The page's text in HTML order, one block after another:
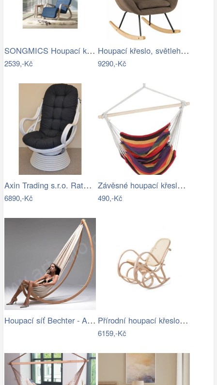
SONGMICS Houpací křeslo polstrované…
2539,-Kč
Houpací křeslo, světlehnědá látka /…
9290,-Kč
Axin Trading s.r.o. Ratanové houpací…
6890,-Kč
Závěsné houpací křeslo Cozyz pásek…
490,-Kč
Houpací síť Bechter - Artedio.cz Přírodní houpací křeslo s výpletem - AT
6159,-Kč